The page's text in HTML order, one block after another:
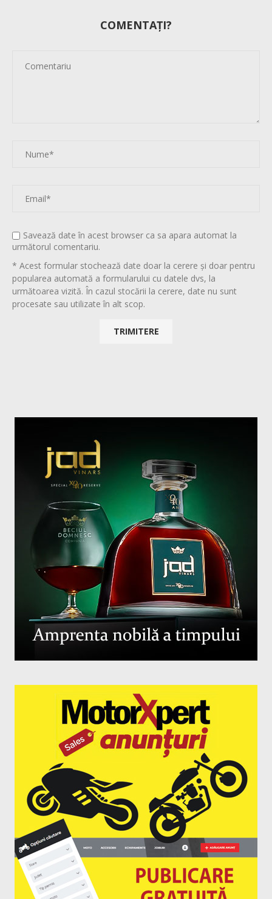
COMENTAȚI?
Savează date în acest browser ca sa apara automat la
următorul comentariu.
* Acest formular stochează date doar la cerere și doar pentru
popularea automată a formularului cu datele dvs, la
următoarea vizită. În cazul stocării la cerere, date nu sunt
procesate sau utilizate în alt scop.